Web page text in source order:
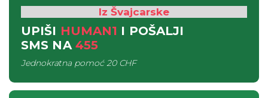
Iz Švajcarske
UPIŠI HUMAN1 I POŠALJI
SMS NA 455
Jednokratna pomoć20 CHF